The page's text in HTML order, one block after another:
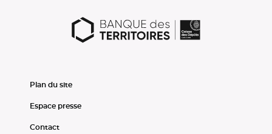
Plan du site
Espace presse
Contact